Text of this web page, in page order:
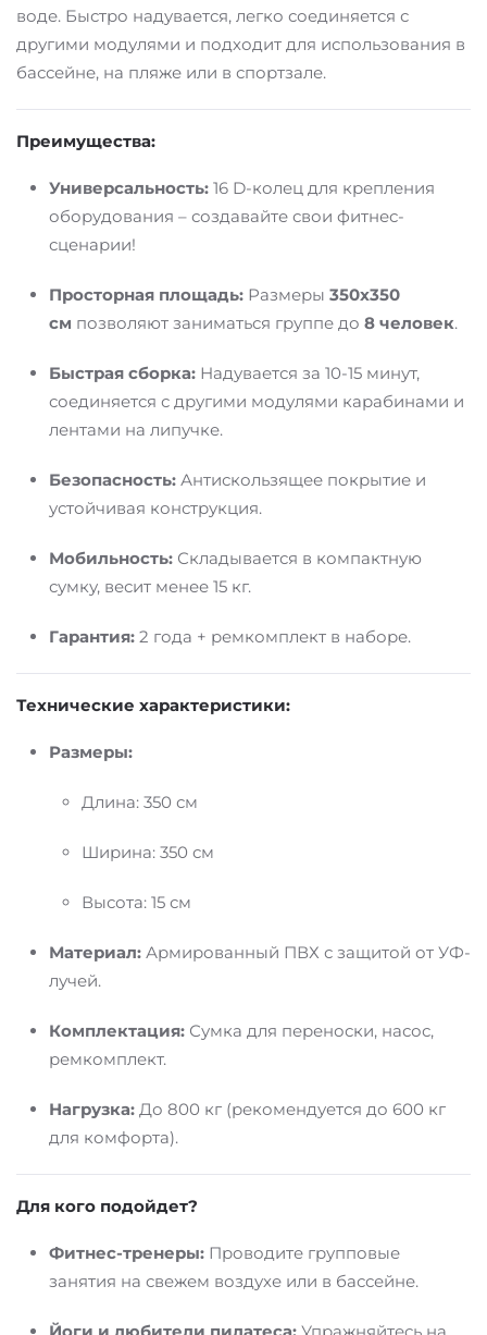
воде. Быстро надувается, легко соединяется с
другими модулями и подходит для использования в
бассейне, на пляже или в спортзале.
Преимущества:
Универсальность: 16 D-колец для крепления
оборудования – создавайте свои фитнес-
сценарии!
Просторная площадь: Размеры 350x350
см позволяют заниматься группе до 8 человек.
Быстрая сборка: Надувается за 10-15 минут,
соединяется с другими модулями карабинами и
лентами на липучке.
Безопасность: Антискользящее покрытие и
устойчивая конструкция.
Мобильность: Складывается в компактную
сумку, весит менее 15 кг.
Гарантия: 2 года + ремкомплект в наборе.
Технические характеристики:
Размеры:
Длина: 350 см
Ширина: 350 см
Высота: 15 см
Материал: Армированный ПВХ с защитой от УФ-
лучей.
Комплектация: Сумка для переноски, насос,
ремкомплект.
Нагрузка: До 800 кг (рекомендуется до 600 кг
для комфорта).
Для кого подойдет?
Фитнес-тренеры: Проводите групповые
занятия на свежем воздухе или в бассейне.